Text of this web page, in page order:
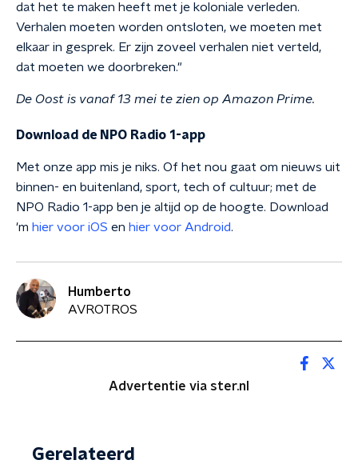
dat het te maken heeft met je koloniale verleden.
Verhalen moeten worden ontsloten, we moeten met
elkaar in gesprek. Er zijn zoveel verhalen niet verteld,
dat moeten we doorbreken."
De Oost is vanaf 13 mei te zien op Amazon Prime.
Download de NPO Radio 1-app
Met onze app mis je niks. Of het nou gaat om nieuws uit
binnen- en buitenland, sport, tech of cultuur; met de
NPO Radio 1-app ben je altijd op de hoogte. Download
'm hier voor iOS en hier voor Android.
Humberto
AVROTROS
Advertentie via ster.nl
Gerelateerd